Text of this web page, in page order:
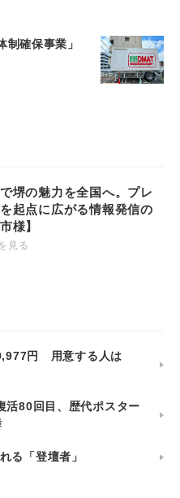
制確保事業」
堺の魅力を全国へ。プレ
起点に広がる情報発信の
様】
見る
円 用意する人は
80回目、歴代ポスター
る「登壇者」